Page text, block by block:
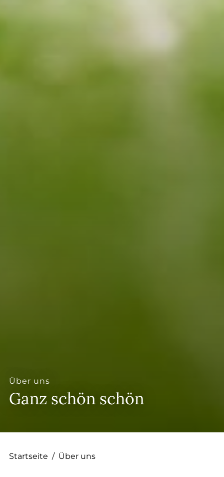
--
--
Über uns
Ganz schön schön
Startseite / Über uns